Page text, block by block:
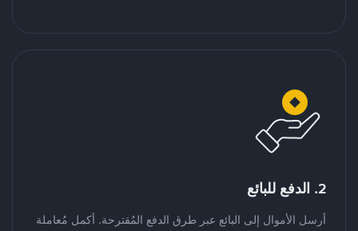
2. الدفع للبائع
أرسل الأموال إلى البائع عبر طرق الدفع المُقترحة. أكمل مُعاملة